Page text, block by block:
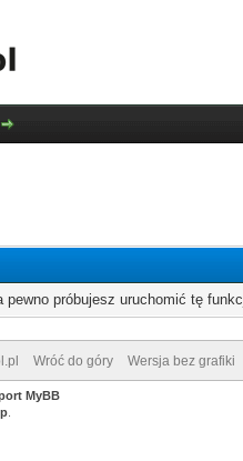
próbujesz uruchomić tę
Wróć do góry Wersja bez grafiki
MyBB